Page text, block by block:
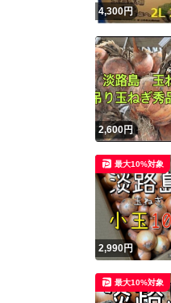
4,300円
2,600円
2,990円
最大10%対象
最大10%対象